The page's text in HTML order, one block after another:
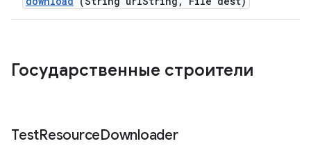
Государственные строители
TestResourceDownloader